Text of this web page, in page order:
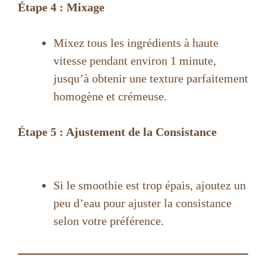
Étape 4 : Mixage
Mixez tous les ingrédients à haute
vitesse pendant environ 1 minute,
jusqu’à obtenir une texture parfaitement
homogène et crémeuse.
Étape 5 : Ajustement de la Consistance
Si le smoothie est trop épais, ajoutez un
peu d’eau pour ajuster la consistance
selon votre préférence.